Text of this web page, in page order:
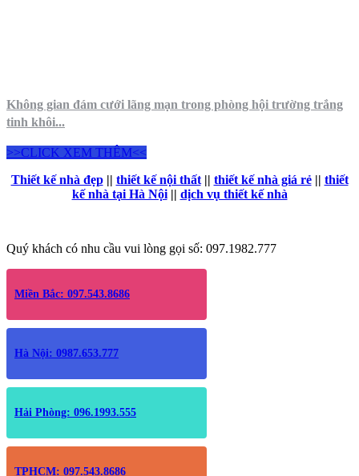
Không gian đám cưới lãng mạn trong phòng hội trường trắng
tinh khôi...
>>CLICK XEM THÊM<<
Thiết kế nhà đẹp|| thiết kế nội thất|| thiết kế nhà giá rẻ || thiết
kế nhà tại Hà Nội|| dịch vụ thiết kế nhà
Quý khách có nhu cầu vui lòng gọi số: 097.1982.777
Miền Bắc: 097.543.8686
Hà Nội: 0987.653.777
Hải Phòng: 096.1993.555
TPHCM: 097.543.8686